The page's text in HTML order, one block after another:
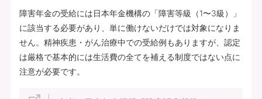
障害年金の受給には日本年金機構の「障害等級（1〜3級）」
に該当する必要があり、単に働けないだけでは対象になりま
せん。精神疾患・がん治療中での受給例もありますが、認定
は厳格で基本的には生活費の全てを補える制度ではない点に
注意が必要です。